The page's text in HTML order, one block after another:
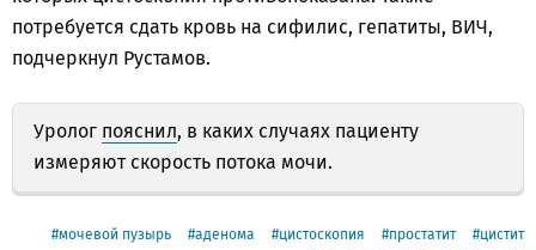
потребуется сдать кровь на сифилис, гепатиты, ВИЧ,
подчеркнул Рустамов.
Уролог пояснил, в каких случаях пациенту
измеряют скорость потока мочи.
мочевой пузырь аденома цистоскопия простатит
цистит